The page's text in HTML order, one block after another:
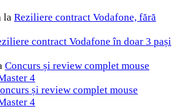
la Reziliere contract Vodafone, fără
contract Vodafone în doar 3 pași
Concurs și review complet mouse
4
și review complet mouse
4